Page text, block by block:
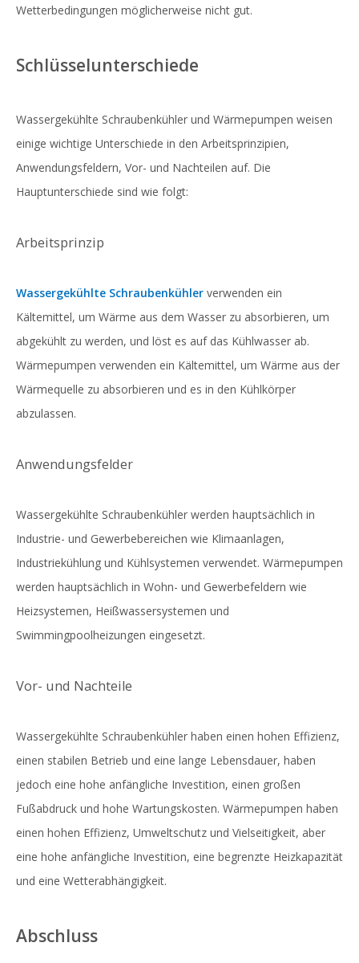
Wetterbedingungen möglicherweise nicht gut.
Schlüsselunterschiede
Wassergekühlte Schraubenkühler und Wärmepumpen weisen
einige wichtige Unterschiede in den Arbeitsprinzipien,
Anwendungsfeldern, Vor- und Nachteilen auf. Die
Hauptunterschiede sind wie folgt:
Arbeitsprinzip
Wassergekühlte Schraubenkühler verwenden ein
Kältemittel, um Wärme aus dem Wasser zu absorbieren, um
abgekühlt zu werden, und löst es auf das Kühlwasser ab.
Wärmepumpen verwenden ein Kältemittel, um Wärme aus der
Wärmequelle zu absorbieren und es in den Kühlkörper
abzulassen.
Anwendungsfelder
Wassergekühlte Schraubenkühler werden hauptsächlich in
Industrie- und Gewerbebereichen wie Klimaanlagen,
Industriekühlung und Kühlsystemen verwendet. Wärmepumpen
werden hauptsächlich in Wohn- und Gewerbefeldern wie
Heizsystemen, Heißwassersystemen und
Swimmingpoolheizungen eingesetzt.
Vor- und Nachteile
Wassergekühlte Schraubenkühler haben einen hohen Effizienz,
einen stabilen Betrieb und eine lange Lebensdauer, haben
jedoch eine hohe anfängliche Investition, einen großen
Fußabdruck und hohe Wartungskosten. Wärmepumpen haben
einen hohen Effizienz, Umweltschutz und Vielseitigkeit, aber
eine hohe anfängliche Investition, eine begrenzte Heizkapazität
und eine Wetterabhängigkeit.
Abschluss